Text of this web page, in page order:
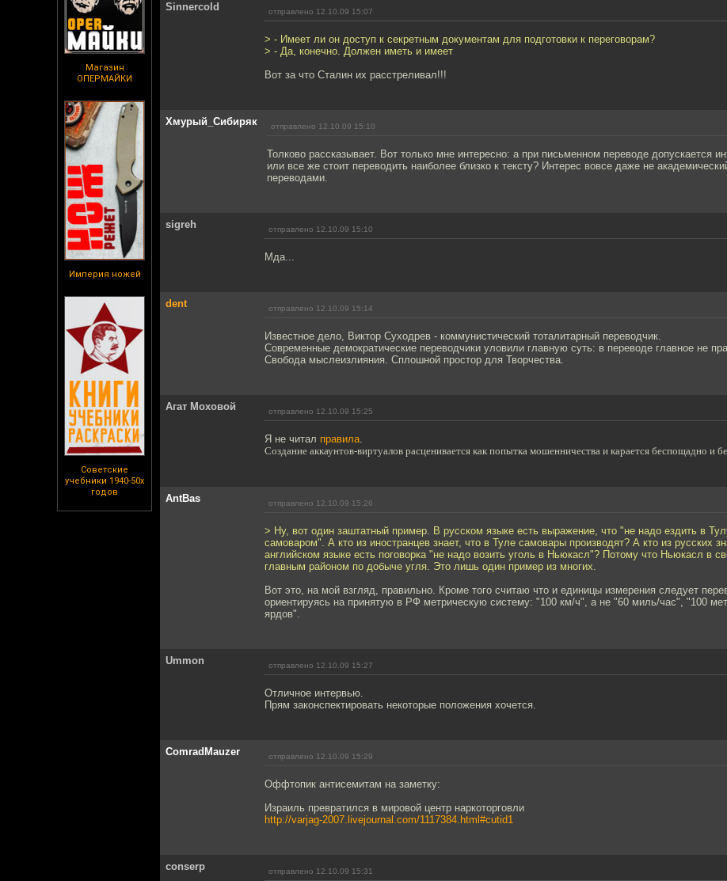
Магазин
ОПЕРМАЙКИ
Империя ножей
Советские
учебники 1940-50х
годов
Sinnercold отправлено 12.10.09 15:07
> - Имеет ли он доступ к секретным документам для подготовки к переговорам?
> - Да, конечно. Должен иметь и имеет
Вот за что Сталин их расстреливал!!!
Хмурый_Сибиряк отправлено 12.10.09 15:10
Толково рассказывает. Вот только мне интересно: а при письменном переводе допускается
или все же стоит переводить наиболее близко к тексту? Интерес вовсе даже не
переводами.
sigreh отправлено 12.10.09 15:10
Мда...
dent отправлено 12.10.09 15:14
Известное дело, Виктор Суходрев - коммунистический тоталитарный переводчик.
Современные демократические переводчики уловили главную суть: в переводе главное не
Свобода мыслеизлияния. Сплошной простор для Творчества.
Агат Моховой отправлено 12.10.09 15:25
Я не читал правила.
Создание аккаунтов-виртуалов расценивается как попытка мошенничества и карается беспощадно и
AntBas отправлено 12.10.09 15:26
> Ну, вот один заштатный пример. В русском языке есть выражение, что "не надо ездить в
самоваром". А кто из иностранцев знает, что в Туле самовары производят? А кто из русских
английском языке есть поговорка "не надо возить уголь в Ньюкасл"? Потому что Ньюкасл в
главным районом по добыче угля. Это лишь один пример из многих.
Вот это, на мой взгляд, правильно. Кроме того считаю что и единицы измерения следует
ориентируясь на принятую в РФ метрическую систему: "100 км/ч", а не "60 миль/час", "100
ярдов".
Ummon отправлено 12.10.09 15:27
Отличное интервью.
Прям законспектировать некоторые положения хочется.
ComradMauzer отправлено 12.10.09 15:29
Оффтопик антисемитам на заметку:
Израиль превратился в мировой центр наркоторговли
http://varjag-2007.livejournal.com/1117384.html#cutid1
conserp отправлено 12.10.09 15:31